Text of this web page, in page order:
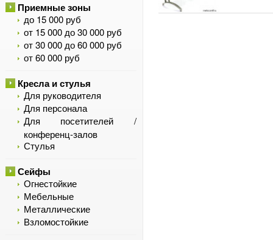
Приемные зоны
до 15 000 руб
от 15 000 до 30 000 руб
от 30 000 до 60 000 руб
от 60 000 руб
Кресла и стулья
Для руководителя
Для персонала
Для посетителей /
конференц-залов
Стулья
Сейфы
Огнестойкие
Мебельные
Металлические
Взломостойкие